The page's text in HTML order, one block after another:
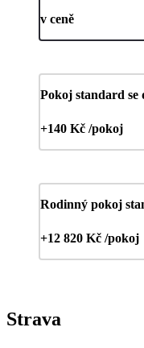
v ceně
Pokoj standard se
+140 Kč /pokoj
Rodinný pokoj
+12 820 Kč /pokoj
Strava